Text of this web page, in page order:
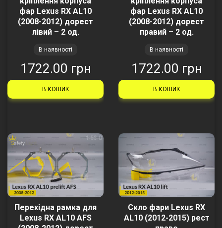
фар Lexus RX AL10
(2008-2012) дорест
лівий – 2 од.
В наявності
1722.00 грн
В КОШИК
фар Lexus RX AL10
(2008-2012) дорест
правий – 2 од.
В наявності
1722.00 грн
В КОШИК
Перехідна рамка для
Lexus RX AL10 AFS
Скло фари Lexus RX
AL10 (2012-2015) рест